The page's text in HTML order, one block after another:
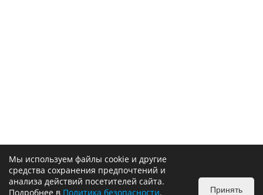
Мы используем файлы cookie и другие
средства сохранения предпочтений и
анализа действий посетителей сайта.
Подробнее в Политика безопасности. Принять